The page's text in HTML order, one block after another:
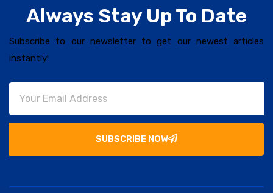
Always Stay Up To Date
Subscribe to our newsletter to get our newest articles
instantly!
SUBSCRIBE NOW